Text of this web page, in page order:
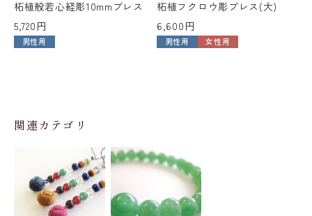
柘植般若心経彫10mmブレス
5,720円
男性用
柘植フクロウ彫ブレス(大)
6,600円
男性用 女性用
関連カテゴリ